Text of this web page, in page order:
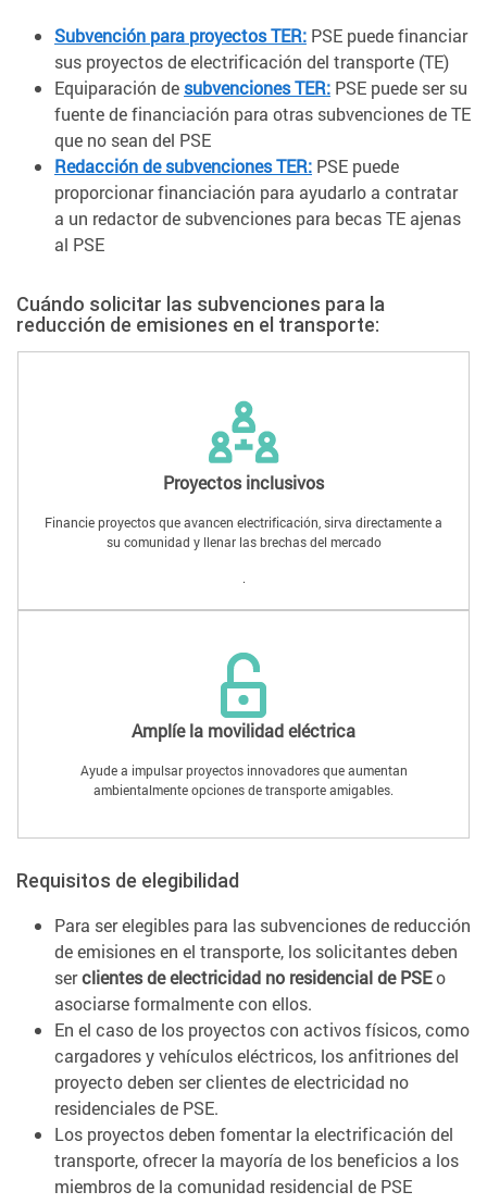
Subvención para proyectos TER: PSE puede financiar
sus proyectos de electrificación del transporte (TE)
Equiparación de subvenciones TER: PSE puede ser su
fuente de financiación para otras subvenciones de TE
que no sean del PSE
Redacción de subvenciones TER: PSE puede
proporcionar financiación para ayudarlo a contratar
a un redactor de subvenciones para becas TE ajenas
al PSE
Cuándo solicitar las subvenciones para la
reducción de emisiones en el transporte:
Proyectos inclusivos
Financie proyectos que avancen electrificación, sirva directamente a
su comunidad y llenar las brechas del mercado
.
Amplíe la movilidad eléctrica
Ayude a impulsar proyectos innovadores que aumentan
ambientalmente opciones de transporte amigables.
Requisitos de elegibilidad
Para ser elegibles para las subvenciones de reducción
de emisiones en el transporte, los solicitantes deben
serclientes de electricidad no residencial de PSEo
asociarse formalmente con ellos.
En el caso de los proyectos con activos físicos, como
cargadores y vehículos eléctricos, los anfitriones del
proyecto deben ser clientes de electricidad no
residenciales de PSE.
Los proyectos deben fomentar la electrificación del
transporte, ofrecer la mayoría de los beneficios a los
miembros de la comunidad residencial de PSE